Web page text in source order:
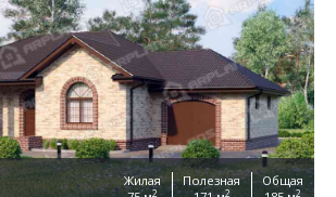
Жилая
2
Полезная
2
Общая
2